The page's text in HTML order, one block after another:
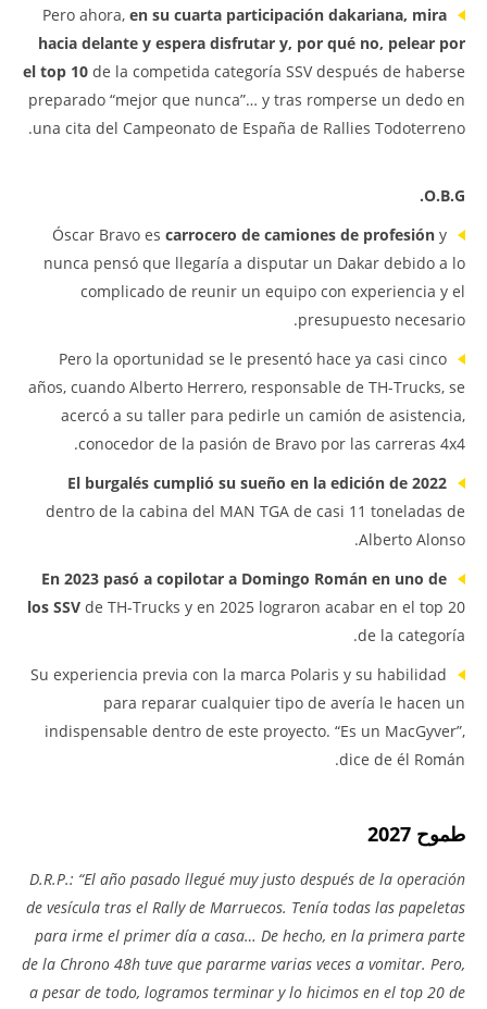
Pero ahora, en su cuarta participación dakariana, mira
hacia delante y espera disfrutar y, por qué no, pelear por
el top 10 de la competida categoría SSV después de haberse
preparado “mejor que nunca”… y tras romperse un dedo en
una cita del Campeonato de España de Rallies Todoterreno.
O.B.G.
Óscar Bravo es carrocero de camiones de profesión y
nunca pensó que llegaría a disputar un Dakar debido a lo
complicado de reunir un equipo con experiencia y el
presupuesto necesario.
Pero la oportunidad se le presentó hace ya casi cinco
años, cuando Alberto Herrero, responsable de TH-Trucks, se
acercó a su taller para pedirle un camión de asistencia,
conocedor de la pasión de Bravo por las carreras 4x4.
El burgalés cumplió su sueño en la edición de 2022
dentro de la cabina del MAN TGA de casi 11 toneladas de
Alberto Alonso.
En 2023 pasó a copilotar a Domingo Román en uno de
los SSV de TH-Trucks y en 2025 lograron acabar en el top 20
de la categoría.
Su experiencia previa con la marca Polaris y su habilidad
para reparar cualquier tipo de avería le hacen un
indispensable dentro de este proyecto. “Es un MacGyver”,
dice de él Román.
طموح 2027
D.R.P.: “El año pasado llegué muy justo después de la operación
de vesícula tras el Rally de Marruecos. Tenía todas las papeletas
para irme el primer día a casa… De hecho, en la primera parte
de la Chrono 48h tuve que pararme varias veces a vomitar. Pero,
a pesar de todo, logramos terminar y lo hicimos en el top 20 de